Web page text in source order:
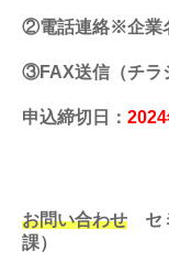
②電話連絡※企業
③FAX送信（チラ
申込締切日： 2024
お問い合わせ セ
課）